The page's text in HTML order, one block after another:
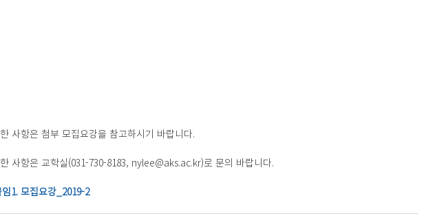
사항은 첨부 모집요강을 참고하시기 바랍니다.
사항은 교학실(031-730-8183, nylee@aks.ac.kr)로 문의 바랍니다.
1. 모집요강_2019-2